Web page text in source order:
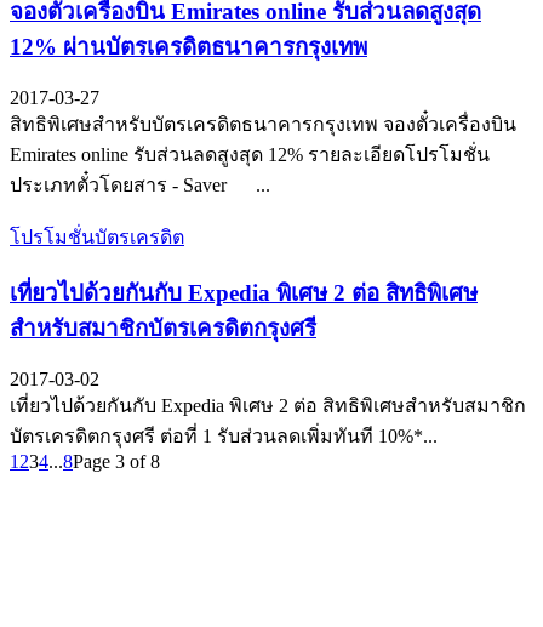
จองตั๋วเครื่องบิน Emirates online รับส่วนลดสูงสุด
12% ผ่านบัตรเครดิตธนาคารกรุงเทพ
2017-03-27
สิทธิพิเศษสำหรับบัตรเครดิตธนาคารกรุงเทพ จองตั๋วเครื่องบิน
Emirates online รับส่วนลดสูงสุด 12% รายละเอียดโปรโมชั่น
ประเภทตั๋วโดยสาร - Saver ...
โปรโมชั่นบัตรเครดิต
เที่ยวไปด้วยกันกับ Expedia พิเศษ 2 ต่อ สิทธิพิเศษ
สำหรับสมาชิกบัตรเครดิตกรุงศรี
2017-03-02
เที่ยวไปด้วยกันกับ Expedia พิเศษ 2 ต่อ สิทธิพิเศษสำหรับสมาชิก
บัตรเครดิตกรุงศรี ต่อที่ 1 รับส่วนลดเพิ่มทันที 10%*...
1 234...8Page 3 of 8